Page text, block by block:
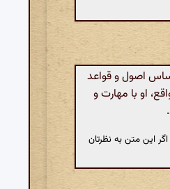
اصول و قواعد
او با مهارت و
این متن به نظرتان